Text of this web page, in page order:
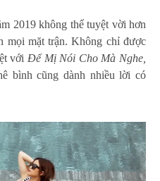
2019 không thể tuyệt vời hơn
mọi mặt trận. Không chỉ được
vớiĐể Mị Nói Cho Mà Nghe,
bình cũng dành nhiều lời có